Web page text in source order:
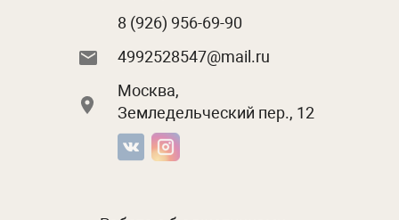
8 (926) 956-69-90
4992528547@mail.ru
Москва,
Земледельческий пер., 12